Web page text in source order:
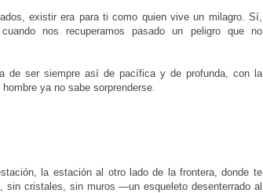
existir era para ti como quien vive un milagro. Sí,
nos recuperamos pasado un peligro que no
de ser siempre así de pacífica y de profunda, con la
ya no sabe sorprenderse.
la estación al otro lado de la frontera, donde te
sin cristales, sin muros —un esqueleto desenterrado al